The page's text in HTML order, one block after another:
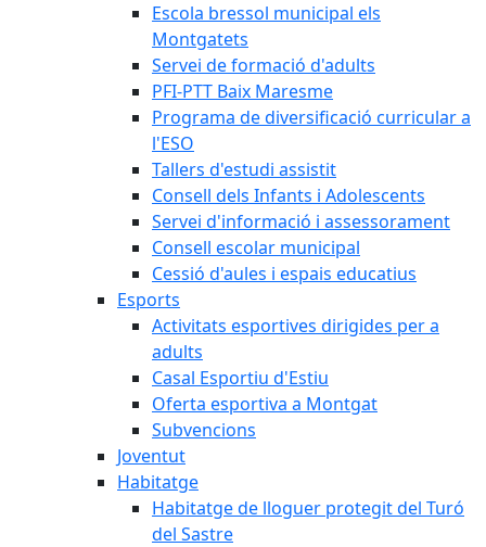
Escola bressol municipal els
Montgatets
Servei de formació d'adults
PFI-PTT Baix Maresme
Programa de diversificació curricular a
l'ESO
Tallers d'estudi assistit
Consell dels Infants i Adolescents
Servei d'informació i assessorament
Consell escolar municipal
Cessió d'aules i espais educatius
Esports
Activitats esportives dirigides per a
adults
Casal Esportiu d'Estiu
Oferta esportiva a Montgat
Subvencions
Joventut
Habitatge
Habitatge de lloguer protegit del Turó
del Sastre